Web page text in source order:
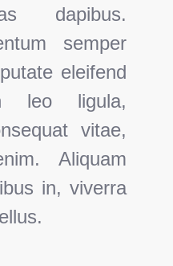
dapibus.
semper
eleifend
leo ligula,
vitae,
Aliquam
in, viverra